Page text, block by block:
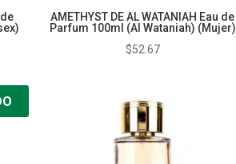
AMETHYST DE AL WATANIAH Eau de
Parfum 100ml (Al Wataniah) (Mujer)
$52.67